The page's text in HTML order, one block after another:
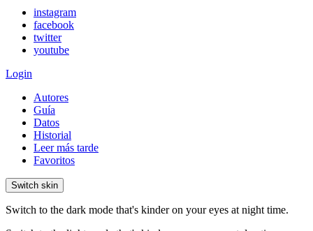
instagram
facebook
twitter
youtube
Login
Autores
Guía
Datos
Historial
Leer más tarde
Favoritos
Switch skin
Switch to the dark mode that's kinder on your eyes at night time.